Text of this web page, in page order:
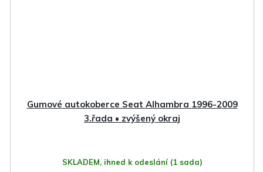
Gumové autokoberce Seat Alhambra 1996-2009
3.řada • zvýšený okraj
SKLADEM, ihned k odeslání (1 sada)